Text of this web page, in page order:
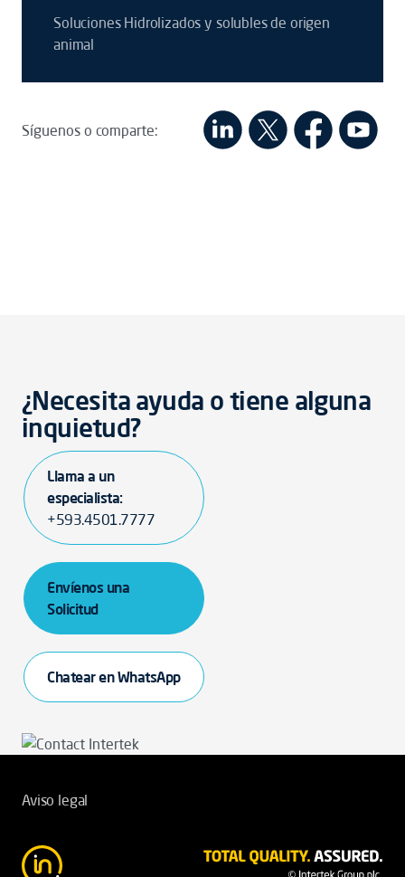
Soluciones Hidrolizados y solubles de origen
animal
Síguenos o comparte:
¿Necesita ayuda o tiene alguna
inquietud?
Llama a un
especialista:
+593.4501.7777
Envíenos una
Solicitud
Chatear en WhatsApp
Aviso legal